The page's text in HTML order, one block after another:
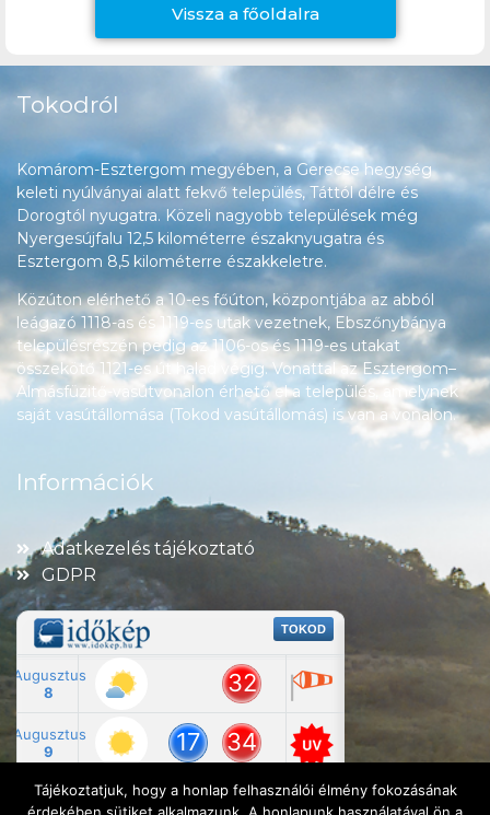
Vissza a főoldalra
Tokodról
Komárom-Esztergom megyében, a Gerecse hegység
keleti nyúlványai alatt fekvő település, Táttól délre és
Dorogtól nyugatra. Közeli nagyobb települések még
Nyergesújfalu 12,5 kilométerre északnyugatra és
Esztergom 8,5 kilométerre északkeletre.
Közúton elérhető a 10-es főúton, központjába az abból
leágazó 1118-as és 1119-es utak vezetnek, Ebszőnybánya
településrészén pedig az 1106-os és 1119-es utakat
összekötő 1121-es út halad végig. Vonattal az Esztergom–
Almásfüzitő-vasútvonalon érhető el a település, amelynek
saját vasútállomása (Tokod vasútállomás) is van a vonalon.
Információk
Adatkezelés tájékoztató
GDPR
Tájékoztatjuk, hogy a honlap felhasználói élmény fokozásának